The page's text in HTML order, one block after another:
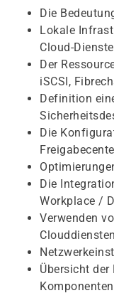
Die
Lokale
Cloud-
Der
iSCSI,
Definition
Die
Die
Workplace /
Verwenden
Clouddiensten
Übersicht der
Komponenten